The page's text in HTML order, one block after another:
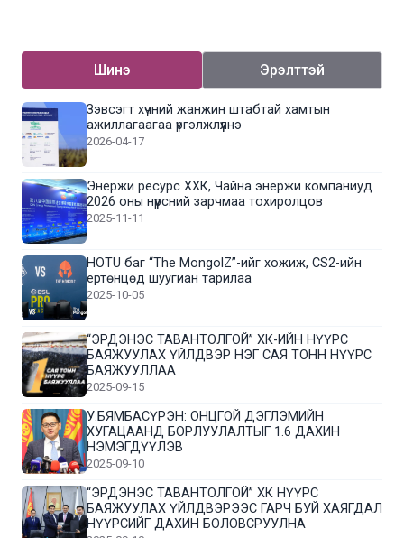
Шинэ Эрэлттэй
Зэвсэгт хүчний жанжин штабтай хамтын
ажиллагаагаа үргэлжлүүлнэ
2026-04-17
Энержи ресурс ХХК, Чайна энержи компаниуд
2026 оны нүүрсний зарчмаа тохиролцов
2025-11-11
HOTU баг “The MongolZ”-ийг хожиж, CS2-ийн
ертөнцөд шуугиан тарилаа
2025-10-05
“ЭРДЭНЭС ТАВАНТОЛГОЙ” ХК-ИЙН НҮҮРС
БАЯЖУУЛАХ ҮЙЛДВЭР НЭГ САЯ ТОНН НҮҮРС
БАЯЖУУЛЛАА
2025-09-15
У.БЯМБАСҮРЭН: ОНЦГОЙ ДЭГЛЭМИЙН
ХУГАЦААНД БОРЛУУЛАЛТЫГ 1.6 ДАХИН
НЭМЭГДҮҮЛЭВ
2025-09-10
“ЭРДЭНЭС ТАВАНТОЛГОЙ” ХК НҮҮРС
БАЯЖУУЛАХ ҮЙЛДВЭРЭЭС ГАРЧ БУЙ ХАЯГДАЛ
НҮҮРСИЙГ ДАХИН БОЛОВСРУУЛНА